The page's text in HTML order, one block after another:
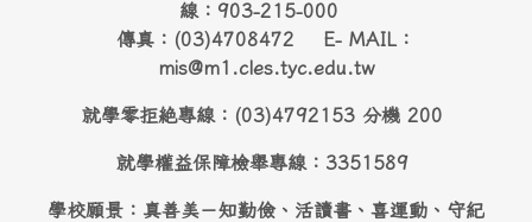
線：903-215-000
傳真：(03)4708472 E- MAIL：
mis@m1.cles.tyc.edu.tw
就學零拒絶專線：(03)4792153 分機 200
就學權益保障檢舉專線：3351589
學校願景：真善美－知勤儉、活讀書、喜運動、守紀